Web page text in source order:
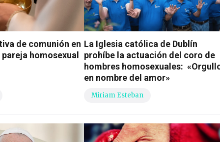
de comunión en
homosexual
La Iglesia católica de Dublín
prohíbe la actuación del coro de
hombres homosexuales:
en nombre del amor»
Miriam Esteban